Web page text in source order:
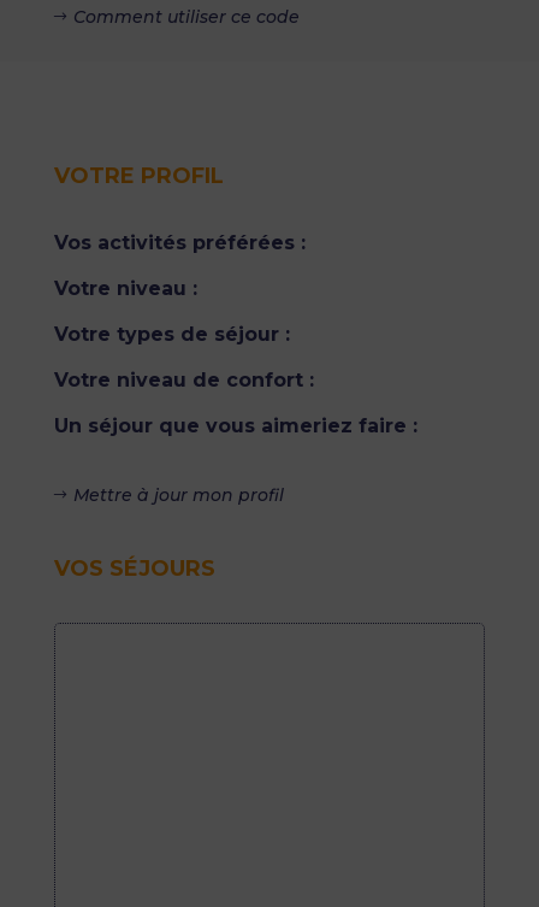
Comment utiliser ce code
VOTRE PROFIL
Vos activités préférées :
Votre niveau :
Votre types de séjour :
Votre niveau de confort :
Un séjour que vous aimeriez faire :
Mettre à jour mon profil
VOS SÉJOURS